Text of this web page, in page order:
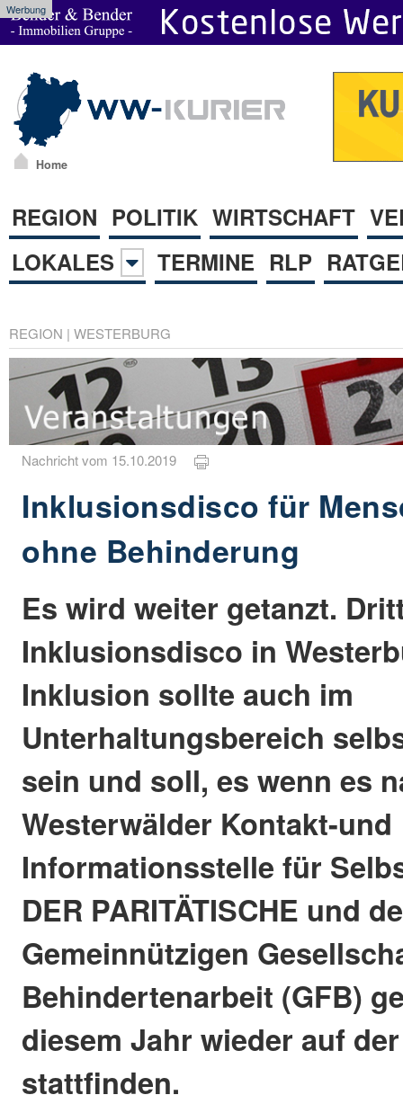
Werbung
Home
REGION POLITIK WIRTSCHAFT
LOKALES
TERMINE RLP
REGION | WESTERBURG
Nachricht vom 15.10.2019
Inklusionsdisco für
ohne Behinderung
Es wird weiter getanzt.
Inklusionsdisco in
Inklusion sollte auch im
Unterhaltungsbereich
sein und soll, es wenn es
Westerwälder Kontakt-und
Informationsstelle für
DER PARITÄTISCHE und
Gemeinnützigen
Behindertenarbeit (GFB)
diesem Jahr wieder auf
stattfinden.